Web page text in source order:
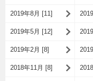
2019年8月 [11]
2019年5月 [12]
2019年2月 [8]
2018年11月 [8]